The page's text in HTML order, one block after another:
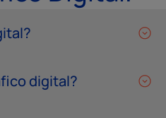
digital?